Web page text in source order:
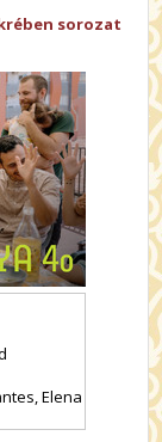
sorozat
Elena